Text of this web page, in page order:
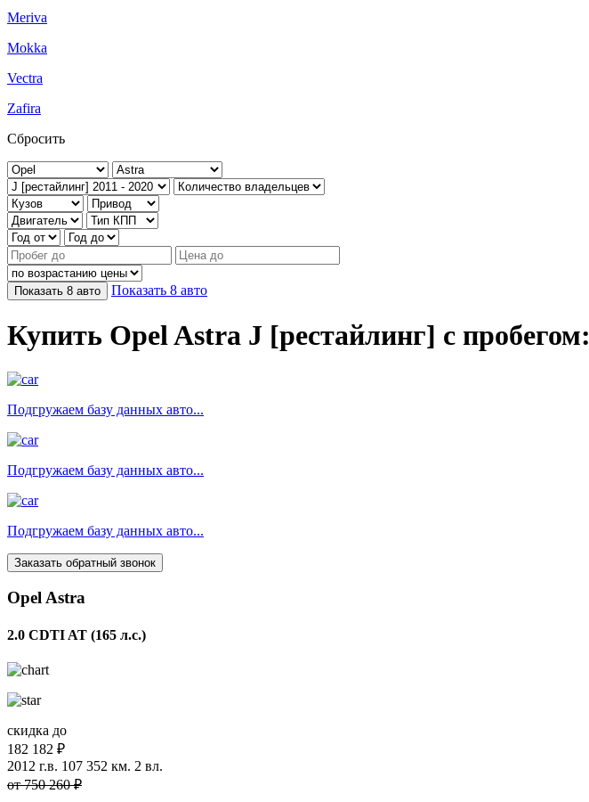
Meriva
Mokka
Vectra
Zafira
Сбросить
Показать 8 авто Показать 8 авто
Купить Opel Astra J [рестайлинг] с пробегом:
Подгружаем базу данных авто...
Подгружаем базу данных авто...
Подгружаем базу данных авто...
Заказать обратный звонок
Opel Astra
2.0 CDTI AT (165 л.с.)
скидка до
182 182 ₽
2012 г.в. 107 352 км. 2 вл.
от 750 260 ₽